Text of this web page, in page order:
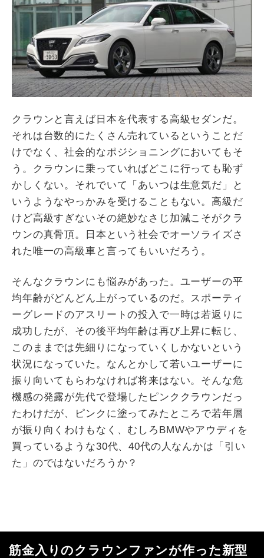
クラウンと言えば日本を代表する高級セダンだ。
それは台数的にたくさん売れているということだ
けでなく、社会的なポジショニングにおいてもそ
う。クラウンに乗っていればどこに行っても恥ず
かしくない。それでいて「あいつは生意気だ」と
いうようなやっかみを受けることもない。高級だ
けど高級すぎないその絶妙なさじ加減こそがクラ
ウンの真骨頂。日本という社会でオーソライズさ
れた唯一の高級車と言ってもいいだろう。
そんなクラウンにも悩みがあった。ユーザーの平
均年齢がどんどん上がっているのだ。スポーティ
ーグレードのアスリートの投入で一時は若返りに
成功したが、その後平均年齢は再び上昇に転じ、
このままでは先細りになっていくしかないという
状況になっていた。なんとかして若いユーザーに
振り向いてもらわなければ将来はない。そんな危
機感の発露が先代で登場したピンククラウンだっ
たわけだが、ピンクに塗ってみたところで若年層
が振り向くわけもなく、むしろBMWやアウディを
買っているような30代、40代の人なんかは「引い
た」のではないだろうか？
筋金入りのクラウンファンが作った新型